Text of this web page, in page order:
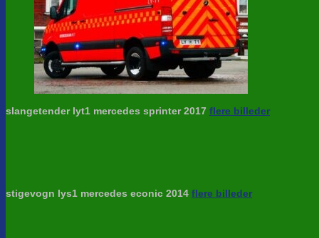
slangetender lyt1 mercedes sprinter 2017 flere billeder
stigevogn lys1 mercedes econic 2014 flere billeder